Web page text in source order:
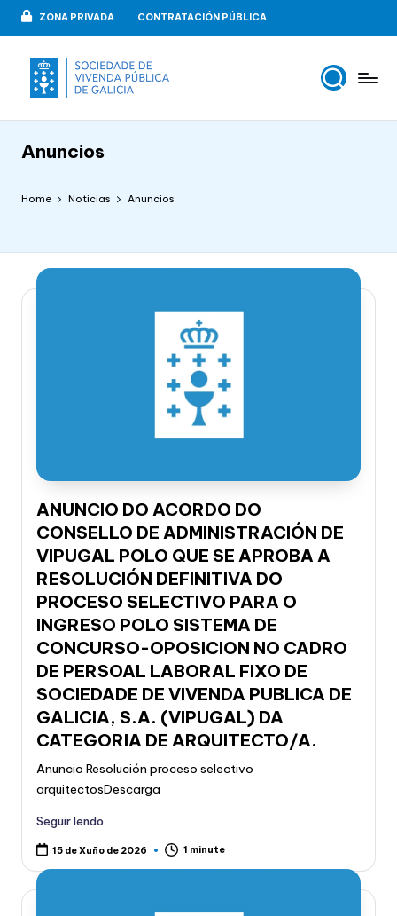
Skip
content
ZONA PRIVADA CONTRATACIÓN PÚBLICA
i
e
d
a
a
e
G
a
li
c
a
Anuncios
Home Noticias Anuncios
ANUNCIO DO ACORDO DO
CONSELLO DE ADMINISTRACIÓN DE
VIPUGAL POLO QUE SE APROBA A
RESOLUCIÓN DEFINITIVA DO
PROCESO SELECTIVO PARA O
INGRESO POLO SISTEMA DE
CONCURSO-OPOSICION NO CADRO
DE PERSOAL LABORAL FIXO DE
SOCIEDADE DE VIVENDA PUBLICA DE
GALICIA, S.A. (VIPUGAL) DA
CATEGORIA DE ARQUITECTO/A.
Anuncio Resolución proceso selectivo
arquitectosDescarga
Seguir lendo
15 de Xuño de 2026 1 minute